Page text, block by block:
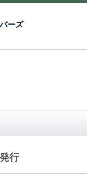
ーズ
行